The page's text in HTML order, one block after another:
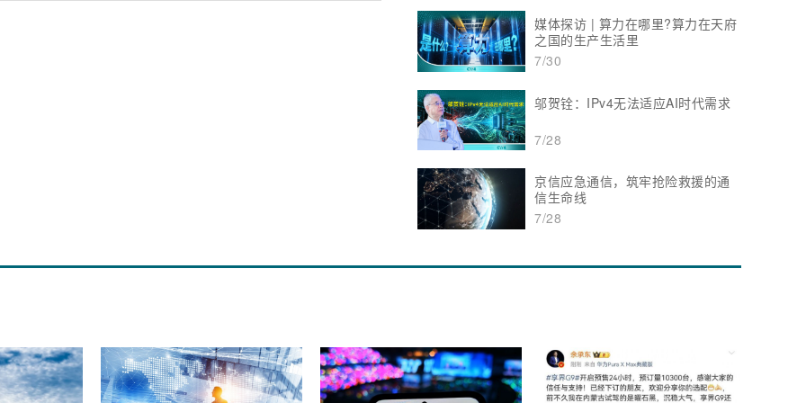
媒体探访 | 算力在哪里?算力在天府
之国的生产生活里
7/30
邬贺铨：IPv4无法适应AI时代需求
7/28
京信应急通信，筑牢抢险救援的通
信生命线
7/28